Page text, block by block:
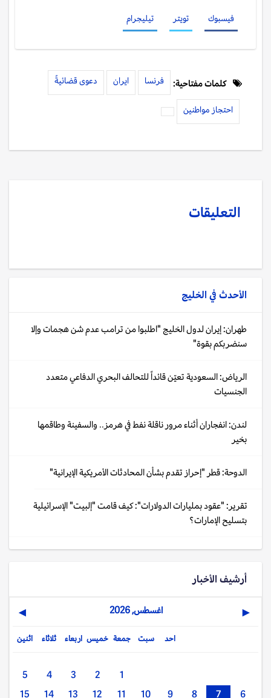
فيسبوك تويتر تيليجرام
كلمات مفتاحية: فرنسا ايران دعوى قضائيةً
احتجاز مواطنين
التعليقات
الأحدث في الخليج
طهران: إيران لدول الخليج "اطلبوا من ترامب عدم شن هجمات وإلا
سنضربكم بقوة"
الرياض: السعودية تعيّن قائداً للتحالف البحري الدفاعي متعدد
الجنسيات
لندن: انفجاران أثناء مرور ناقلة نفط في هرمز.. والسفينة وطاقمها
بخير
الدوحة: قطر "إحراز تقدم بشأن المحادثات الأمريكية الإيرانية"
تقرير: "عقود بمليارات الدولارات": كيف قامت "إلبيت" الإسرائيلية
بتسليح الإمارات؟
أرشيف الأخبار
◀ اغسطس, 2026 ▶
اثنين ثلاثاء اربعاء خميس جمعة سبت احد
1
2
3
4
5
6
7
8
9
10
11
12
13
14
15